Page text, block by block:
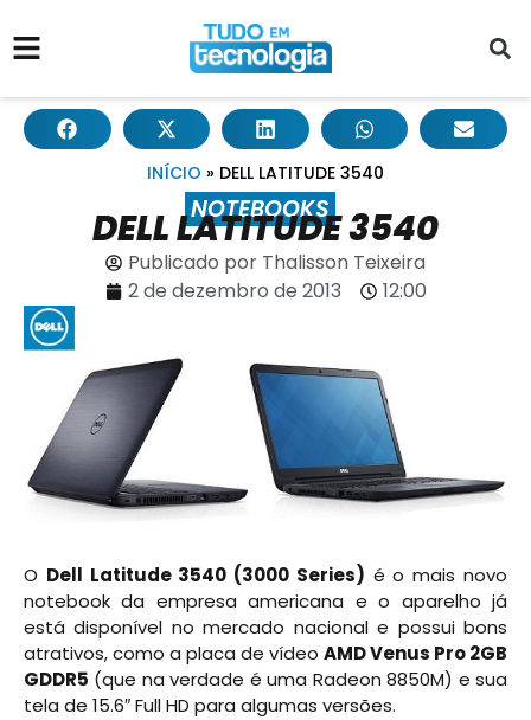
INÍCIO » DELL LATITUDE 3540
NOTEBOOKS
DELL LATITUDE 3540
Publicado por Thalisson Teixeira
2 de dezembro de 2013
12:00
O Dell Latitude 3540 (3000 Series) é o mais novo
notebook da empresa americana e o aparelho já
está disponível no mercado nacional e possui bons
atrativos, como a placa de vídeo AMD Venus Pro 2GB
GDDR5 (que na verdade é uma Radeon 8850M) e sua
tela de 15.6″ Full HD para algumas versões.